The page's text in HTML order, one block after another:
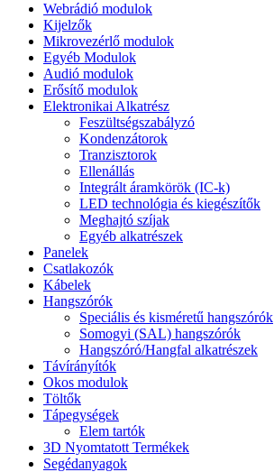
Webrádió modulok
Kijelzők
Mikrovezérlő modulok
Egyéb Modulok
Audió modulok
Erősítő modulok
Elektronikai Alkatrész
Feszültségszabályzó
Kondenzátorok
Tranzisztorok
Ellenállás
Integrált áramkörök (IC-k)
LED technológia és kiegészítők
Meghajtó szíjak
Egyéb alkatrészek
Panelek
Csatlakozók
Kábelek
Hangszórók
Speciális és kisméretű hangszórók
Somogyi (SAL) hangszórók
Hangszóró/Hangfal alkatrészek
Távírányítók
Okos modulok
Töltők
Tápegységek
Elem tartók
3D Nyomtatott Termékek
Segédanyagok